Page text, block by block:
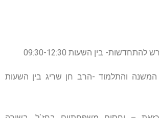
בין השעות 09:30-12:30
והתלמוד -הרב חן שריג בין השעות